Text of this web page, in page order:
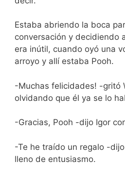
Estaba abriendo la boca
conversación y decidiendo
era inútil, cuando oyó una
arroyo y allí estaba Pooh.
-Muchas felicidades! -gritó
olvidando que él ya se lo
-Gracias, Pooh -dijo Igor
-Te he traído un regalo -
lleno de entusiasmo.